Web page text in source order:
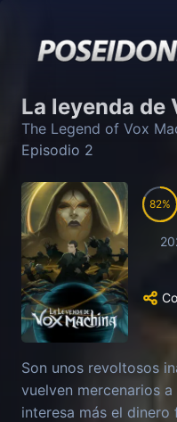
La leyenda de
The Legend of Vox
Episodio 2
82
Son unos revoltosos
vuelven mercenarios
interesa más el